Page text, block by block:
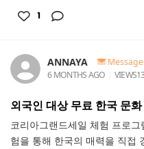
1
ANNAYA
Message
6 MONTHS AGO
VIEWS
외국인 대상 무료 한국 문
코리아그랜드세일 체험 프로
험을 통해 한국의 매력을 직접